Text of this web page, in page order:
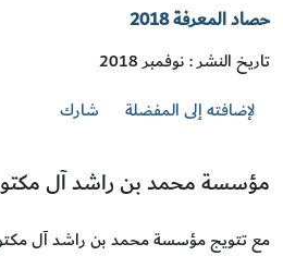
حصاد المعرفة 2018
تاريخ النشر : نوفمبر 2018
لإضافته إلى المفضلة
شارك
مؤسسة محمد بن راشد آل